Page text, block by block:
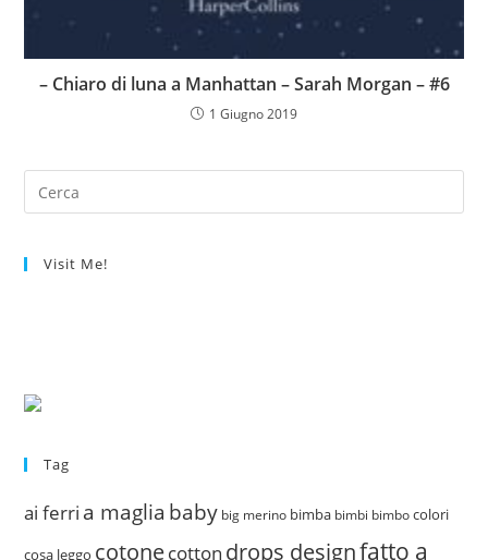
– Chiaro di luna a Manhattan – Sarah Morgan – #6
1 Giugno 2019
Visit Me!
Tag
ai ferri a maglia baby big merino bimba bimbi bimbo colori
cosa leggo cotonecotton drops designfatto a